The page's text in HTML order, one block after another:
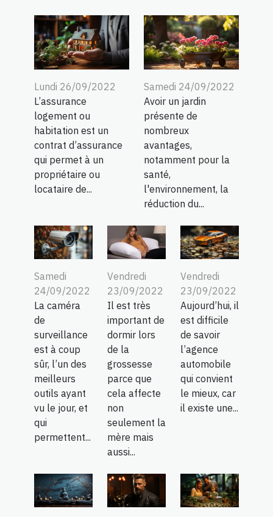
Lundi 26/09/2022
L’assurance
logement ou
habitation est un
contrat d’assurance
qui permet à un
propriétaire ou
locataire de...
Samedi 24/09/2022
Avoir un jardin
présente de
nombreux
avantages,
notamment pour la
santé,
l'environnement, la
réduction du...
Samedi
24/09/2022
La caméra
de
surveillance
est à coup
sûr, l’un des
meilleurs
outils ayant
vu le jour, et
qui
permettent...
Vendredi
23/09/2022
Il est très
important de
dormir lors
de la
grossesse
parce que
cela affecte
non
seulement la
mère mais
aussi...
Vendredi
23/09/2022
Aujourd’hui, il
est difficile
de savoir
l’agence
automobile
qui convient
le mieux, car
il existe une...